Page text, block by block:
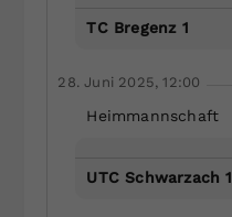
TC Bregenz 1
28. Juni 2025, 12:00
Heimmannschaft
UTC Schwarzach 1